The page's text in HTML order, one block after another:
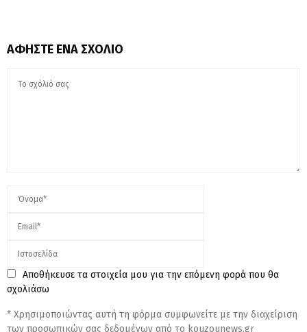
ΑΦΉΣΤΕ ΈΝΑ ΣΧΌΛΙΟ
Αποθήκευσε τα στοιχεία μου για την επόμενη φορά που θα
σχολιάσω
* Χρησιμοποιώντας αυτή τη φόρμα συμφωνείτε με την διαχείριση
των προσωπικών σας δεδομένων από το kouzounews.gr